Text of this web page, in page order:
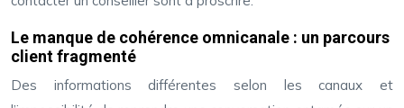
Le manque de cohérence omnicanale : un parcours
client fragmenté
Des informations différentes selon les canaux et